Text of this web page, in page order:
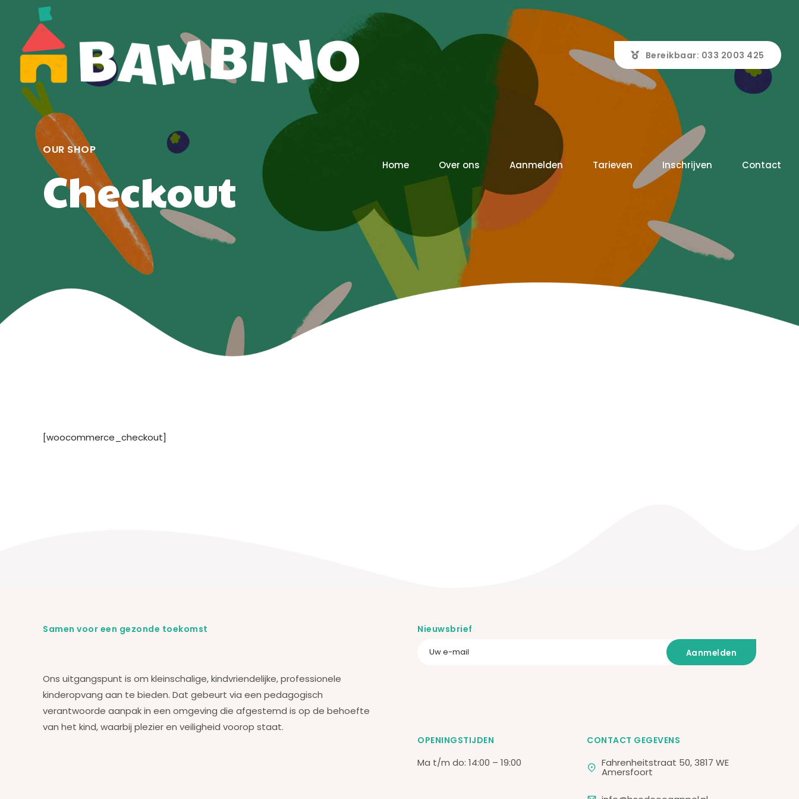
Bereikbaar: 033 2003 425
Home Over ons Aanmelden Tarieven Inschrijven Contact
OUR SHOP
Checkout
[woocommerce_checkout]
Samen voor een gezonde toekomst
Ons uitgangspunt is om kleinschalige, kindvriendelijke, professionele
kinderopvang aan te bieden. Dat gebeurt via een pedagogisch
verantwoorde aanpak in een omgeving die afgestemd is op de behoefte
van het kind, waarbij plezier en veiligheid voorop staat.
Nieuwsbrief
OPENINGSTIJDEN
Ma t/m do: 14:00 – 19:00
CONTACT GEGEVENS
Fahrenheitstraat 50, 3817 WE
Amersfoort